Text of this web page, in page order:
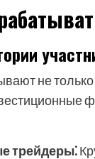
не
трейдеры⁚